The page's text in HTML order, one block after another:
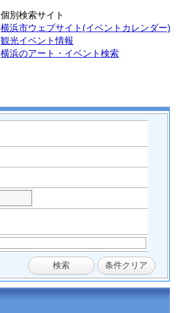
個別検索サイト
横浜市ウェブサイト(イベントカレンダー)
観光イベント情報
横浜のアート・イベント検索